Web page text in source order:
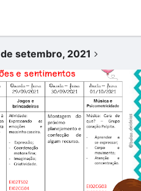
setembro, 2021